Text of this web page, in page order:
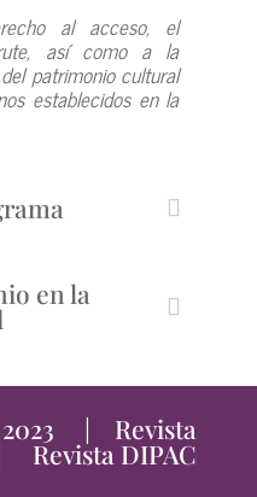
al acceso, el
así como a la
patrimonio cultural
establecidos en la
en la
2023 | Revista
Revista DIPAC